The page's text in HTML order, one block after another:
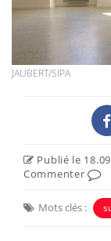
JAUBERT/SIPA
Publié le
Commenter
Mots clés :